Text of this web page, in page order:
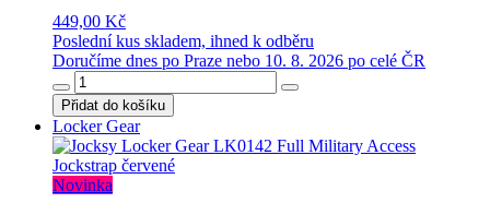
449,00 Kč
Poslední kus skladem, ihned k odběru
Doručíme dnes po Praze nebo 10. 8. 2026 po celé ČR
Přidat do košíku
Locker Gear
Novinka